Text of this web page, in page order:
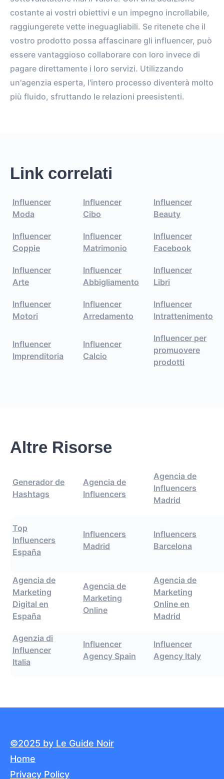
costante ai vostri obiettivi e un impegno incrollabile,
raggiungerete vette ineguagliabili. Se ritenete che il
vostro prodotto possa affascinare gli influencer, può
essere vantaggioso collaborare con loro invece di
pagare direttamente i loro servizi. Utilizzando
un'agenzia esperta, l'intero processo diventerà molto
più fluido, sfruttando le relazioni preesistenti.
Link correlati
Influencer
Moda
Influencer
Cibo
Influencer
Beauty
Influencer
Coppie
Influencer
Matrimonio
Influencer
Facebook
Influencer
Arte
Influencer
Abbigliamento
Influencer
Libri
Influencer
Motori
Influencer
Arredamento
Influencer
Intrattenimento
Influencer
Imprenditoria
Influencer
Calcio
Influencer per
promuovere
prodotti
Altre Risorse
Generador de
Hashtags
Agencia de
Influencers
Agencia de
Influencers
Madrid
Top
Influencers
España
Influencers
Madrid
Influencers
Barcelona
Agencia de
Marketing
Digital en
España
Agencia de
Marketing
Online
Agencia de
Marketing
Online en
Madrid
Agenzia di
Influencer
Italia
Influencer
Agency Spain
Influencer
Agency Italy
©2025 by Le Guide Noir
Home
Privacy Policy